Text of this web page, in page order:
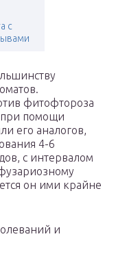
с
фитофтороза
при помощи
его аналогов,
4-6
с интервалом
он ими крайне
и